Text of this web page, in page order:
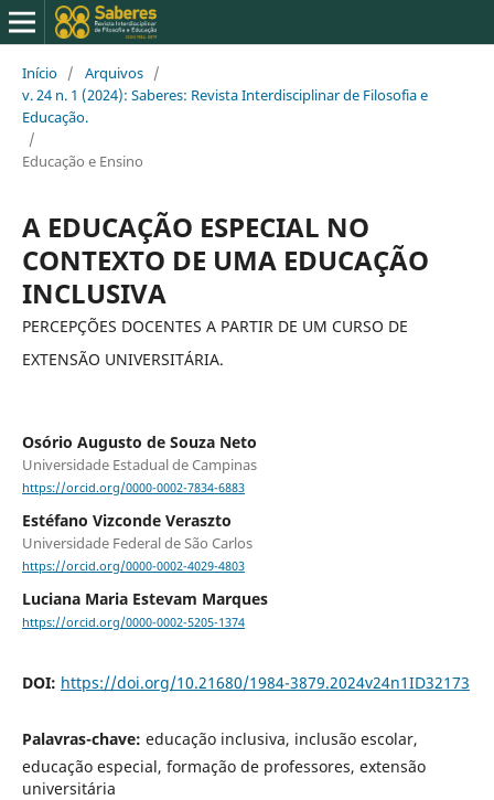
Início / Arquivos /
v. 24 n. 1 (2024): Saberes: Revista Interdisciplinar de Filosofia e
Educação.
/
Educação e Ensino
A EDUCAÇÃO ESPECIAL NO
CONTEXTO DE UMA EDUCAÇÃO
INCLUSIVA
PERCEPÇÕES DOCENTES A PARTIR DE UM CURSO DE
EXTENSÃO UNIVERSITÁRIA.
Osório Augusto de Souza Neto
Universidade Estadual de Campinas
https://orcid.org/0000-0002-7834-6883
Estéfano Vizconde Veraszto
Universidade Federal de São Carlos
https://orcid.org/0000-0002-4029-4803
Luciana Maria Estevam Marques
https://orcid.org/0000-0002-5205-1374
DOI: https://doi.org/10.21680/1984-3879.2024v24n1ID32173
Palavras-chave: educação inclusiva, inclusão escolar,
educação especial, formação de professores, extensão
universitária